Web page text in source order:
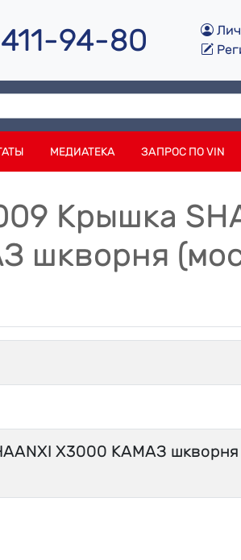
94-80
МЕДИАТЕКА ЗАПРОС ПО VIN
Крышка
шкворня
X3000 КАМАЗ шкворня